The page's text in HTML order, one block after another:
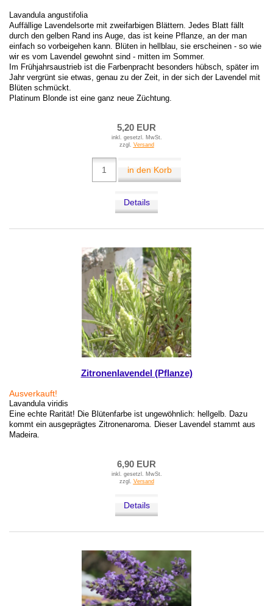
Lavandula angustifolia
Auffällige Lavendelsorte mit zweifarbigen Blättern. Jedes Blatt fällt
durch den gelben Rand ins Auge, das ist keine Pflanze, an der man
einfach so vorbeigehen kann. Blüten in hellblau, sie erscheinen - so wie
wir es vom Lavendel gewohnt sind - mitten im Sommer.
Im Frühjahrsaustrieb ist die Farbenpracht besonders hübsch, später im
Jahr vergrünt sie etwas, genau zu der Zeit, in der sich der Lavendel mit
Blüten schmückt.
Platinum Blonde ist eine ganz neue Züchtung.
5,20 EUR
inkl. gesetzl. MwSt.
zzgl. Versand
in den Korb
Details
Zitronenlavendel (Pflanze)
Ausverkauft!
Lavandula viridis
Eine echte Rarität! Die Blütenfarbe ist ungewöhnlich: hellgelb. Dazu
kommt ein ausgeprägtes Zitronenaroma. Dieser Lavendel stammt aus
Madeira.
6,90 EUR
inkl. gesetzl. MwSt.
zzgl. Versand
Details